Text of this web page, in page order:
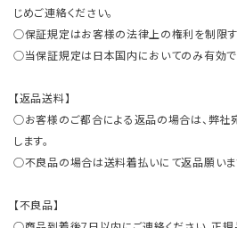
じめご連絡ください。
○保証規定はお客様の法律上の権利を制限す
○当保証規定は日本国内においてのみ有効で
【返品送料】
○お客様のご都合による返品の場合は、弊社
します。
○不良品の場合は送料着払いにて返品願いま
【不良品】